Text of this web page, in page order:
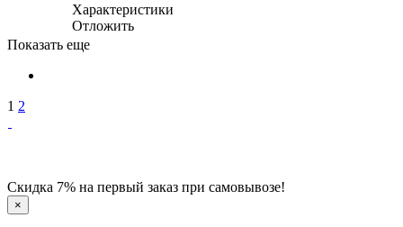
Характеристики
Отложить
Показать еще
1 2
Скидка 7% на первый заказ при самовывозе!
×